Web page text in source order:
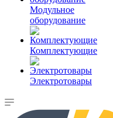
Модульное
оборудование
Комплектующие
Электротовары